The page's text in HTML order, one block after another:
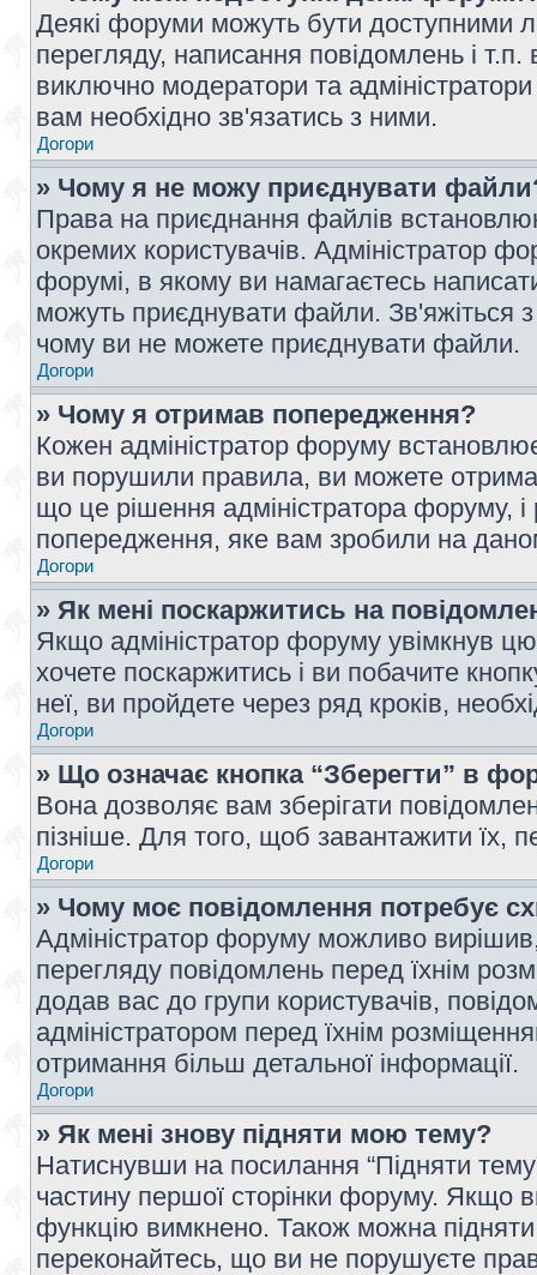
Деякі форуми можуть бути доступними
перегляду, написання повідомлень і
виключно модератори та
вам необхідно зв'язатись з ними.
Догори
» Чому я не можу приєднувати
Права на приєднання файлів
окремих користувачів. Адміністратор
форумі, в якому ви намагаєтесь
можуть приєднувати файли. Зв'яжіться
чому ви не можете приєднувати файли.
Догори
» Чому я отримав попередження?
Кожен адміністратор форуму
ви порушили правила, ви можете
що це рішення адміністратора форуму,
попередження, яке вам зробили на
Догори
» Як мені поскаржитись на
Якщо адміністратор форуму увімкнув
хочете поскаржитись і ви побачите
неї, ви пройдете через ряд кроків,
Догори
» Що означає кнопка “Зберегти” в
Вона дозволяє вам зберігати
пізніше. Для того, щоб завантажити їх,
Догори
» Чому моє повідомлення потребує
Адміністратор форуму можливо
перегляду повідомлень перед їхнім
додав вас до групи користувачів,
адміністратором перед їхнім
отримання більш детальної інформації.
Догори
» Як мені знову підняти мою тему?
Натиснувши на посилання “Підняти
частину першої сторінки форуму. Якщо
функцію вимкнено. Також можна
переконайтесь, що ви не порушуєте